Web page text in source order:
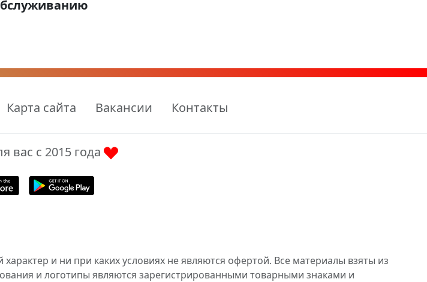
Карта сайта Вакансии Контакты
вас с 2015 года
и ни при каких условиях не являются офертой. Все материалы взяты из
и логотипы являются зарегистрированными товарными знаками и